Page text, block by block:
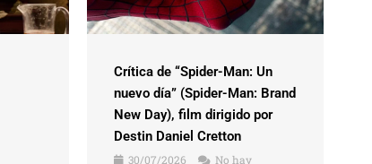
Crítica de “Spider-Man: Un
nuevo día” (Spider-Man: Brand
New Day), film dirigido por
Destin Daniel Cretton
30/07/2026
No hay